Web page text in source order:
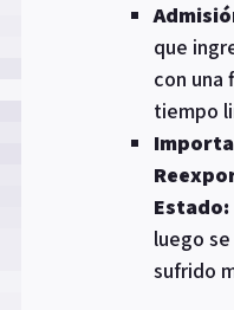
que
con una
tiempo
Estado:
luego
sufrido